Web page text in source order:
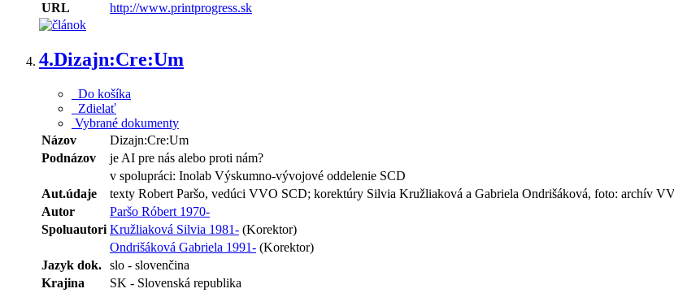
URL
http://www.printprogress.sk
4.Dizajn:Cre:Um
Do košíka
Zdielať
Vybrané dokumenty
Názov
Dizajn:Cre:Um
Podnázov
je AI pre nás alebo proti nám?
v spolupráci: Inolab Výskumno-vývojové oddelenie SCD
Aut.údaje
texty Robert Paršo, vedúci VVO SCD; korektúry Silvia Kružliaková a Gabriela Ondrišáková, foto: archív
Autor
Paršo Róbert 1970-
Spoluautori Kružliaková Silvia 1981- (Korektor)
Ondrišáková Gabriela 1991- (Korektor)
Jazyk dok. slo - slovenčina
Krajina
SK - Slovenská republika